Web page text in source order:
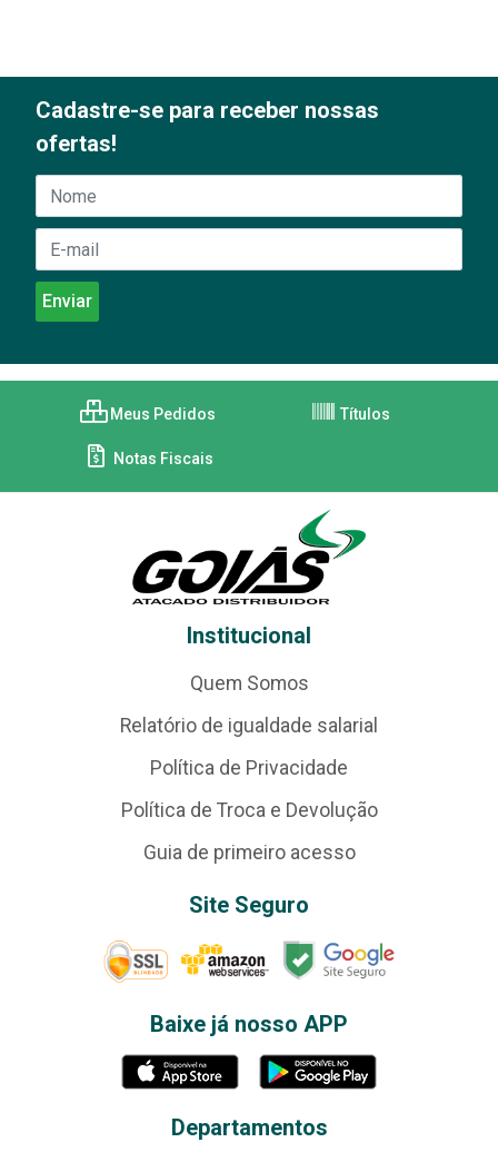
Cadastre-se para receber nossas
ofertas!
Meus Pedidos Títulos
Notas Fiscais
Institucional
Quem Somos
Relatório de igualdade salarial
Política de Privacidade
Política de Troca e Devolução
Guia de primeiro acesso
Site Seguro
Baixe já nosso APP
Departamentos